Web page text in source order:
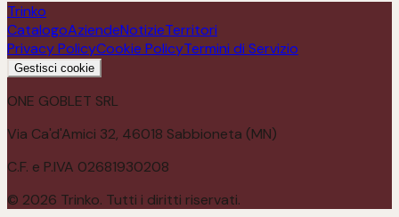
Trinko
CatalogoAziendeNotizieTerritori
Privacy PolicyCookie PolicyTermini di Servizio
Gestisci cookie
ONE GOBLET SRL
Via Ca'd'Amici 32, 46018 Sabbioneta (MN)
C.F. e P.IVA 02681930208
© 2026 Trinko. Tutti i diritti riservati.